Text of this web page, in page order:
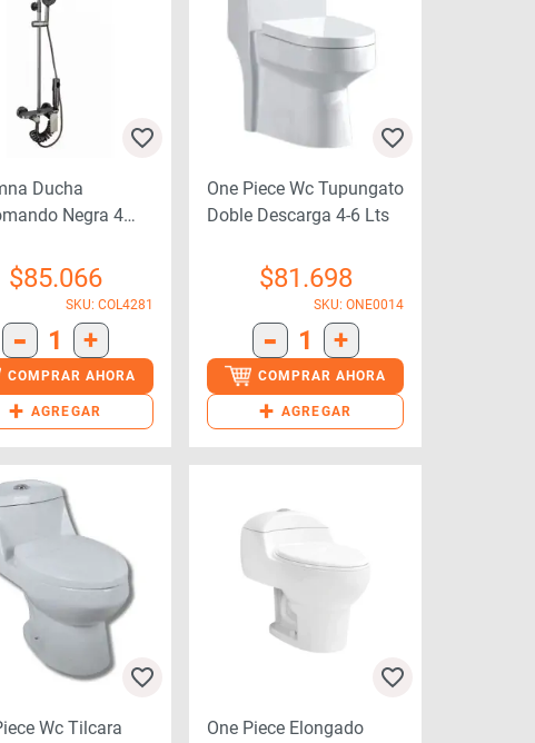
Ducha
Negra 4
$85.066
SKU: COL4281
- 1 +
COMPRAR AHORA
+ AGREGAR
One Piece Wc Tupungato
Doble Descarga 4-6 Lts
$81.698
SKU: ONE0014
- 1 +
COMPRAR AHORA
+ AGREGAR
Wc Tilcara
One Piece Elongado